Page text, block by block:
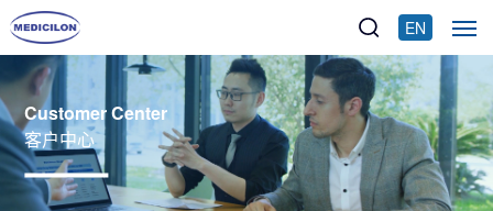
EN
Customer Center
客户中心